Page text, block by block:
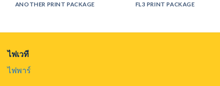
ANOTHER PRINT PACKAGE FL3 PRINT PACKAGE
ไฟเวที
ไฟพาร์